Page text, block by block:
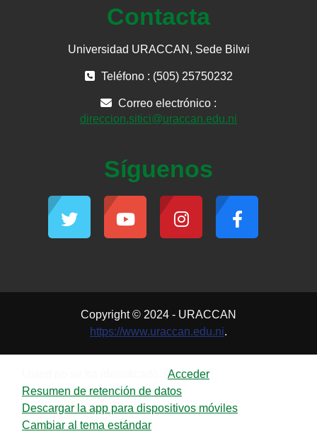
Contacta
Universidad URACCAN, Sede Bilwi
Teléfono : (505) 25750232
Correo electrónico :
direccion.sitici@uraccan.edu.ni
Síguenos
Copyright © 2024 - URACCAN
https://www.uraccan.edu.ni.
Acceder
Resumen de retención de datos
Descargar la app para dispositivos móviles
Cambiar al tema estándar